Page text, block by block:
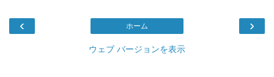
‹ ›
ホーム
ウェブ バージョンを表示